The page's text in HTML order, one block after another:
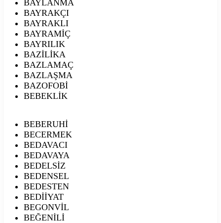
BAYLANMA
BAYRAKÇI
BAYRAKLI
BAYRAMİÇ
BAYRILIK
BAZİLİKA
BAZLAMAÇ
BAZLAŞMA
BAZOFOBİ
BEBEKLİK
BEBERUHİ
BECERMEK
BEDAVACI
BEDAVAYA
BEDELSİZ
BEDENSEL
BEDESTEN
BEDİİYAT
BEGONVİL
BEĞENİLİ